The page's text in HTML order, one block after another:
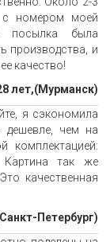
с номером моей
посылка была
производства, и
качество!
лет,(Мурманск)
я сэкономила
дешевле, чем на
комплектацией:
Картина так же
качественная
Петербург)